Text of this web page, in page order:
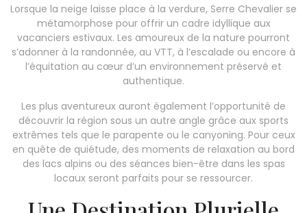
Lorsque la neige laisse place à la verdure, Serre Chevalier se
métamorphose pour offrir un cadre idyllique aux
vacanciers estivaux. Les amoureux de la nature pourront
s’adonner à la randonnée, au VTT, à l’escalade ou encore à
l’équitation au cœur d’un environnement préservé et
authentique.
Les plus aventureux auront également l’opportunité de
découvrir la région sous un autre angle grâce aux sports
extrêmes tels que le parapente ou le canyoning. Pour ceux
en quête de quiétude, des moments de relaxation au bord
des lacs alpins ou des séances bien-être dans les spas
locaux seront parfaits pour se ressourcer.